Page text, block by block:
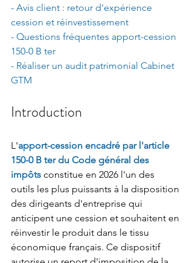
- Avis client : retour d'expérience
cession et réinvestissement
- Questions fréquentes apport-cession
150-0 B ter
- Réaliser un audit patrimonial Cabinet
GTM
Introduction
L'apport-cession encadré par l'article
150-0 B ter du Code général des
impôts constitue en 2026 l'un des
outils les plus puissants à la disposition
des dirigeants d'entreprise qui
anticipent une cession et souhaitent en
réinvestir le produit dans le tissu
économique français. Ce dispositif